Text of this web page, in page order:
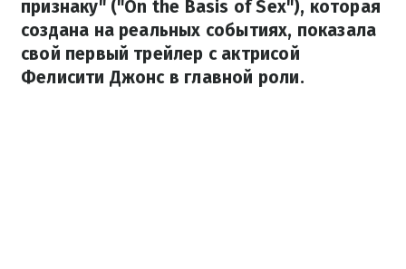
признаку" ("On the Basis of Sex"), которая
создана на реальных событиях, показала
свой первый трейлер с актрисой
Фелисити Джонс в главной роли.